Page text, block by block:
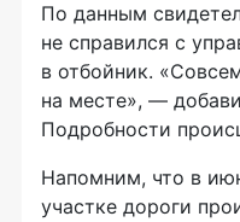
По данным
не справился с
в отбойник.
на месте», —
Подробности
Напомним, что в
участке дороги